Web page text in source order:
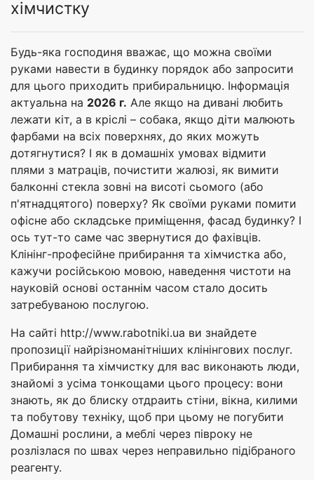
хімчистку
Будь-яка господиня вважає, що можна своїми
руками навести в будинку порядок або запросити
для цього приходить прибиральницю. Інформація
актуальна на 2026 г. Але якщо на дивані любить
лежати кіт, а в кріслі – собака, якщо діти малюють
фарбами на всіх поверхнях, до яких можуть
дотягнутися? І як в домашніх умовах відмити
плями з матраців, почистити жалюзі, як вимити
балконні стекла зовні на висоті сьомого (або
п'ятнадцятого) поверху? Як своїми руками помити
офісне або складське приміщення, фасад будинку? І
ось тут-то саме час звернутися до фахівців.
Клінінг-професійне прибирання та хімчистка або,
кажучи російською мовою, наведення чистоти на
науковій основі останнім часом стало досить
затребуваною послугою.
На сайті http://www.rabotniki.ua ви знайдете
пропозиції найрізноманітніших клінінгових послуг.
Прибирання та хімчистку для вас виконають люди,
знайомі з усіма тонкощами цього процесу: вони
знають, як до блиску отдраить стіни, вікна, килими
та побутову техніку, щоб при цьому не погубити
Домашні рослини, а меблі через півроку не
розлізлася по швах через неправильно підібраного
реагенту.